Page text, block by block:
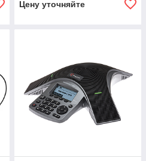
Цену уточняйте